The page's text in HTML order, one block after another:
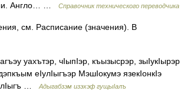
Англо… …
Справочник технического переводчика
см. Расписание (значения). В
уахътэр, чIыпIэр, къызысрэр, зыIукIырэр
еIулIыгъэр МэшIокумэ язекIонкIэ
…
Адыгабзэм изэхэф гущыIалъ